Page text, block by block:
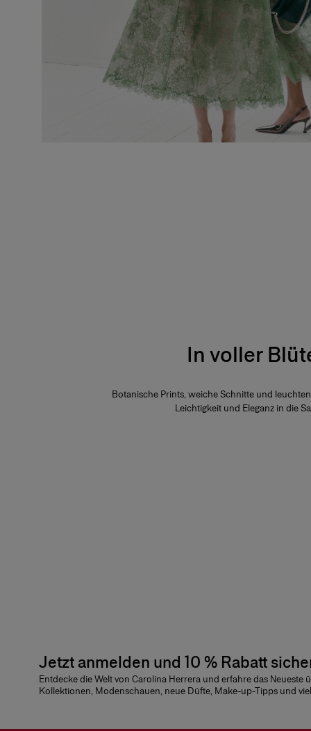
In voller
Botanische Prints, weiche Schnitte und
Leichtigkeit und Eleganz in die
Jetzt anmelden und 10 % Rabatt
Entdecke die Welt von Carolina Herrera und erfahre das Neueste
Kollektionen, Modenschauen, neue Düfte, Make-up-Tipps und